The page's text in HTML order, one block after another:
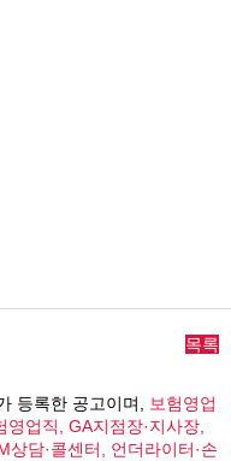
목록
등록한 공고이며,
보험영업
업직, GA지점장·지사장,
상담·콜센터, 언더라이터·손